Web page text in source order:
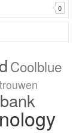
0
Coolblue